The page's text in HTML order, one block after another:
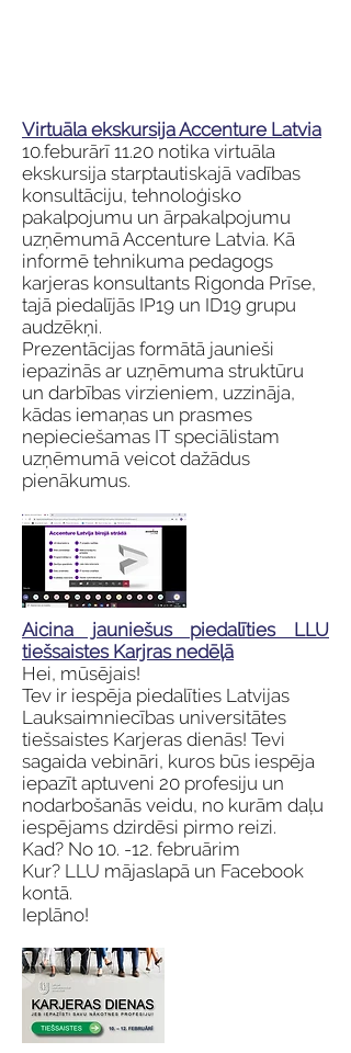
Virtuāla ekskursija Accenture Latvia
10.feburārī 11.20 notika virtuāla
ekskursija starptautiskajā vadības
konsultāciju, tehnoloģisko
pakalpojumu un ārpakalpojumu
uzņēmumā Accenture Latvia. Kā
informē tehnikuma pedagogs
karjeras konsultants Rigonda Prīse,
tajā piedalījās IP19 un ID19 grupu
audzēkņi.
Prezentācijas formātā jaunieši
iepazinās ar uzņēmuma struktūru
un darbības virzieniem, uzzināja,
kādas iemaņas un prasmes
nepieciešamas IT speciālistam
uzņēmumā veicot dažādus
pienākumus.
Aicina jauniešus piedalīties LLU
tiešsaistes Karjras nedēļā
Hei, mūsējais!
Tev ir iespēja piedalīties Latvijas
Lauksaimniecības universitātes
tiešsaistes Karjeras dienās! Tevi
sagaida vebināri, kuros būs iespēja
iepazīt aptuveni 20 profesiju un
nodarbošanās veidu, no kurām daļu
iespējams dzirdēsi pirmo reizi.
Kad? No 10. -12. februārim
Kur? LLU mājaslapā un Facebook
kontā.
Ieplāno!